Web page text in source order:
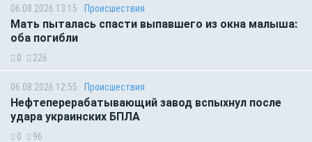
06.08.2026 13:15 Происшествия
Мать пыталась спасти выпавшего из окна малыша:
оба погибли
0 226
06.08.2026 12:55 Происшествия
Нефтеперерабатывающий завод вспыхнул после
удара украинских БПЛА
0 96